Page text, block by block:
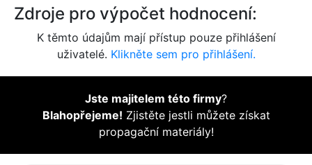
Zdroje pro výpočet hodnocení:
K těmto údajům mají přístup pouze přihlášení
uživatelé. Klikněte sem pro přihlášení.
Jste majitelem této firmy?
Blahopřejeme! Zjistěte jestli můžete získat
propagační materiály!